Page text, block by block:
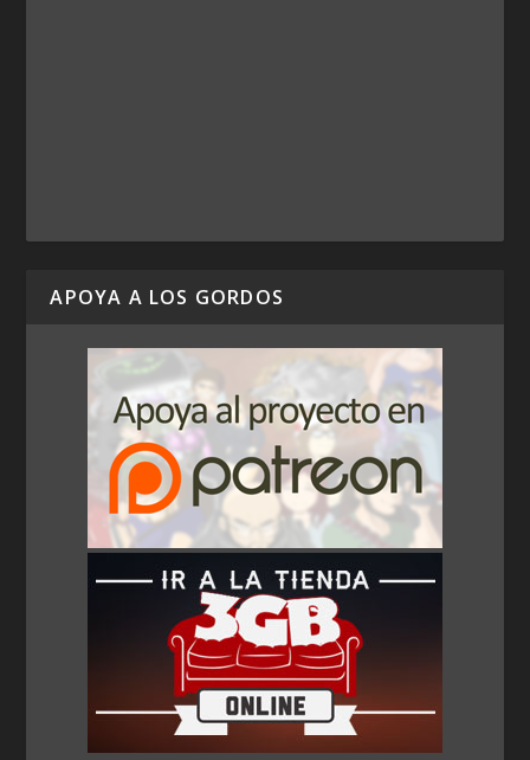
APOYA A LOS GORDOS